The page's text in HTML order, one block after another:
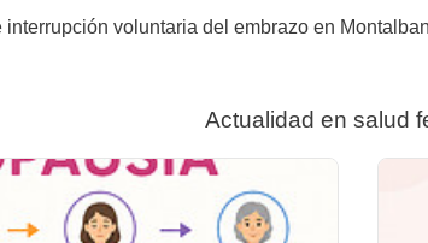
voluntaria del embrazo en
Actualidad en salud